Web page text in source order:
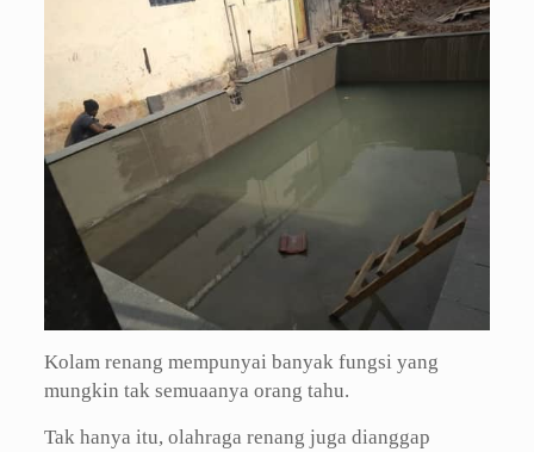
Kolam renang mempunyai banyak fungsi yang
mungkin tak semuaanya orang tahu.
Tak hanya itu, olahraga renang juga dianggap